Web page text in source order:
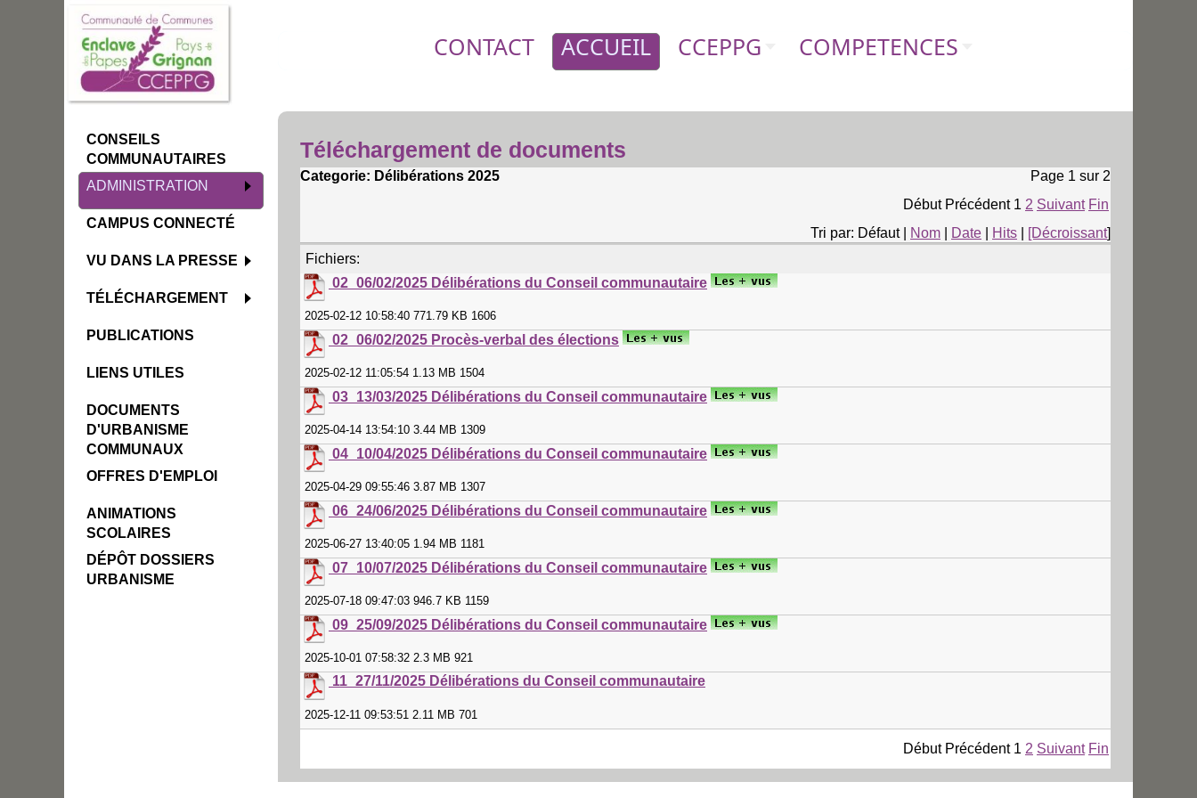
CONTACT ACCUEIL CCEPPG COMPETENCES
CONSEILS
COMMUNAUTAIRES
ADMINISTRATION
CAMPUS CONNECTÉ
VU DANS LA PRESSE
TÉLÉCHARGEMENT
PUBLICATIONS
LIENS UTILES
DOCUMENTS
D'URBANISME
COMMUNAUX
OFFRES D'EMPLOI
ANIMATIONS
SCOLAIRES
DÉPÔT DOSSIERS
URBANISME
Téléchargement de documents
Categorie: Délibérations 2025
Page 1 sur 2
Début Précédent 1 2 Suivant Fin
Tri par: Défaut |
Nom Date Hits [Décroissant]
Fichiers:
02_06/02/2025 Délibérations du Conseil communautaire
2025-02-12 10:58:40 771.79 KB 1606
02_06/02/2025 Procès-verbal des élections
2025-02-12 11:05:54 1.13 MB 1504
03_13/03/2025 Délibérations du Conseil communautaire
2025-04-14 13:54:10 3.44 MB 1309
04_10/04/2025 Délibérations du Conseil communautaire
2025-04-29 09:55:46 3.87 MB 1307
06_24/06/2025 Délibérations du Conseil communautaire
2025-06-27 13:40:05 1.94 MB 1181
07_10/07/2025 Délibérations du Conseil communautaire
2025-07-18 09:47:03 946.7 KB 1159
09_25/09/2025 Délibérations du Conseil communautaire
2025-10-01 07:58:32 2.3 MB 921
11_27/11/2025 Délibérations du Conseil communautaire
2025-12-11 09:53:51 2.11 MB 701
Début Précédent 1 2 Suivant Fin